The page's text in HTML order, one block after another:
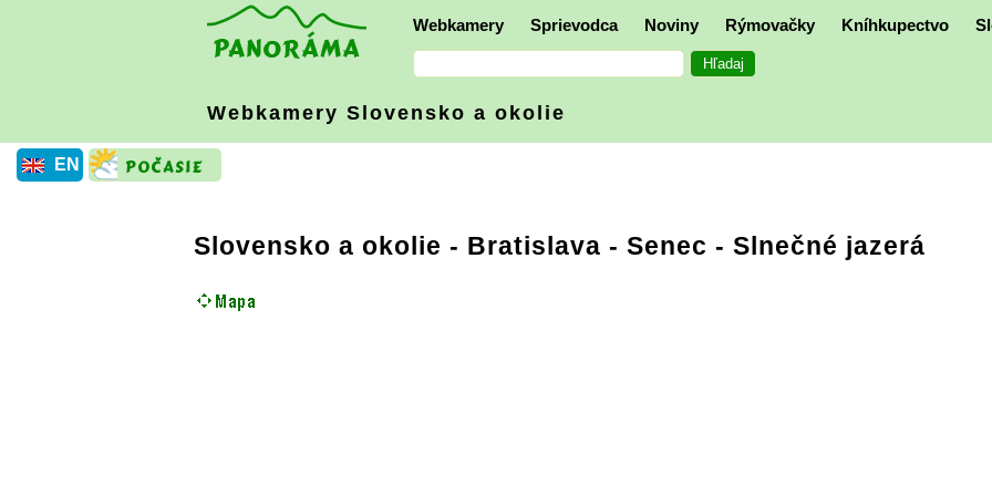
Webkamery Sprievodca Noviny Rýmovačky Kníhkupectvo
Webkamery Slovensko a okolie
EN
Slovensko a okolie - Bratislava - Senec - Slnečné jazerá